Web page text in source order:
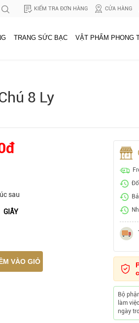
KIỂM TRA ĐƠN HÀNG CỬA HÀNG
TRANG SỨC BẠC VẬT PHẨM PHONG
8 Ly
sau
GIÂY
VÀO GIỎ
Bộ
làm
ngày